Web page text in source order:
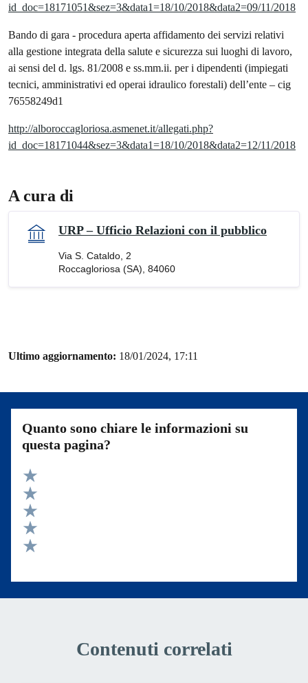
id_doc=18171051&sez=3&data1=18/10/2018&data2=09/11/2018
Bando di gara - procedura aperta affidamento dei servizi relativi
alla gestione integrata della salute e sicurezza sui luoghi di lavoro,
ai sensi del d. lgs. 81/2008 e ss.mm.ii. per i dipendenti (impiegati
tecnici, amministrativi ed operai idraulico forestali) dell’ente – cig
76558249d1
http://alboroccagloriosa.asmenet.it/allegati.php?
id_doc=18171044&sez=3&data1=18/10/2018&data2=12/11/2018
A cura di
URP – Ufficio Relazioni con il pubblico
Via S. Cataldo, 2
Roccagloriosa (SA), 84060
Ultimo aggiornamento: 18/01/2024, 17:11
Quanto sono chiare le informazioni su
questa pagina?
Valuta 5 stelle su 5
Valuta 4 stelle su 5
Valuta 3 stelle su 5
Valuta 2 stelle su 5
Contenuti correlati